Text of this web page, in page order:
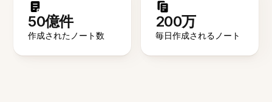
50億件
作成されたノート数
200万
毎日作成されるノート